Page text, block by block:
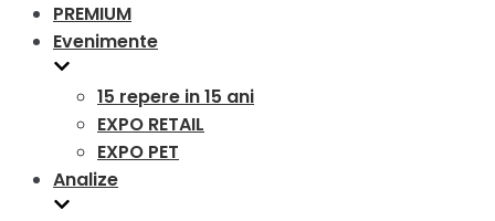
PREMIUM
Evenimente
15 repere in 15 ani
EXPO RETAIL
EXPO PET
Analize